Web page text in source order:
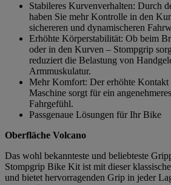
Stabileres Kurvenverhalten: Durch
haben Sie mehr Kontrolle in den
sichereren und dynamischeren
Erhöhte Körperstabilität: Ob beim
oder in den Kurven – Stompgrip
reduziert die Belastung von
Armmuskulatur.
Mehr Komfort: Der erhöhte Kontakt
Maschine sorgt für ein
Fahrgefühl.
Passgenaue Lösungen für Ihr Bike
Oberfläche Volcano
Das wohl bekannteste und beliebteste
Stompgrip Bike Kit ist mit dieser
und bietet hervorragenden Grip in jeder